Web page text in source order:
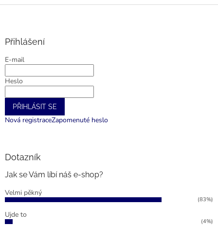
Přihlášení
E-mail
Heslo
PŘIHLÁSIT SE
Nová registraceZapomenuté heslo
Dotazník
Jak se Vám líbí náš e-shop?
Velmi pěkný
(83%)
Ujde to
(4%)